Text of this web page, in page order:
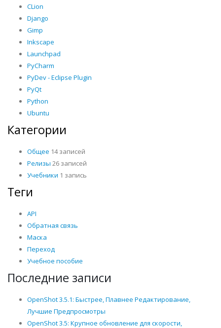
CLion
Django
Gimp
Inkscape
Launchpad
PyCharm
PyDev - Eclipse Plugin
PyQt
Python
Ubuntu
Категории
Общее 14 записей
Релизы 26 записей
Учебники 1 запись
Теги
API
Обратная связь
Маска
Переход
Учебное пособие
Последние записи
OpenShot 3.5.1: Быстрее, Плавнее Редактирование,
Лучшие Предпросмотры
OpenShot 3.5: Крупное обновление для скорости,